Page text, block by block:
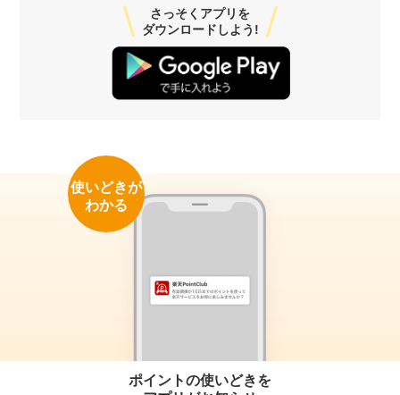
さっそくアプリを
ダウンロードしよう!
使いどきが
わかる
ポイントの使いどきを